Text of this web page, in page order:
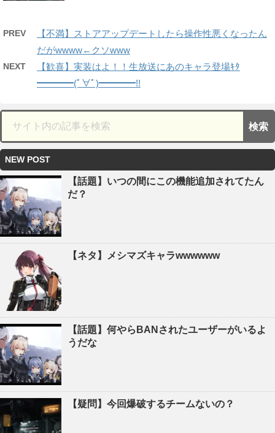
PREV
【不満】ストアアップデートしたら操作性悪くなったん
だがwwww←クソwww
NEXT
【歓喜】実装はよ！！生放送にあのキャラ登場ｷﾀ
━━━━(ﾟ∀ﾟ)━━━━!!
NEW POST
【話題】いつの間にこの機能追加されてたん
だ？
【ネタ】メシマズキャラwwwwww
【話題】何やらBANされたユーザーがいるよ
うだな
【疑問】今回爆破するチームないの？